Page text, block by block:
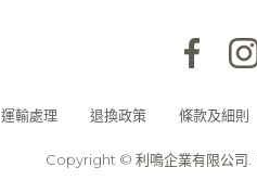
運輸處理 退換政策 條款及細則
Copyright © 利鳴企業有限公司.